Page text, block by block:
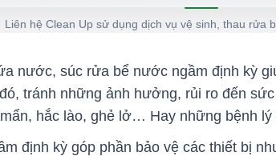
Liên hệ Clean Up sử dụng dịch vụ vệ sinh, thau rửa
nước, súc rửa bể nước ngầm định kỳ
tránh những ảnh hưởng, rủi ro đến
hắc lào, ghẻ lở… Hay những bệnh
định kỳ góp phần bảo vệ các thiết bị